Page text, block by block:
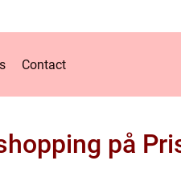
Contact
på